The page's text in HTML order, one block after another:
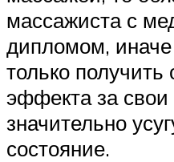
массажиста с
дипломом,
только получить
эффекта за свои
значительно
состояние.